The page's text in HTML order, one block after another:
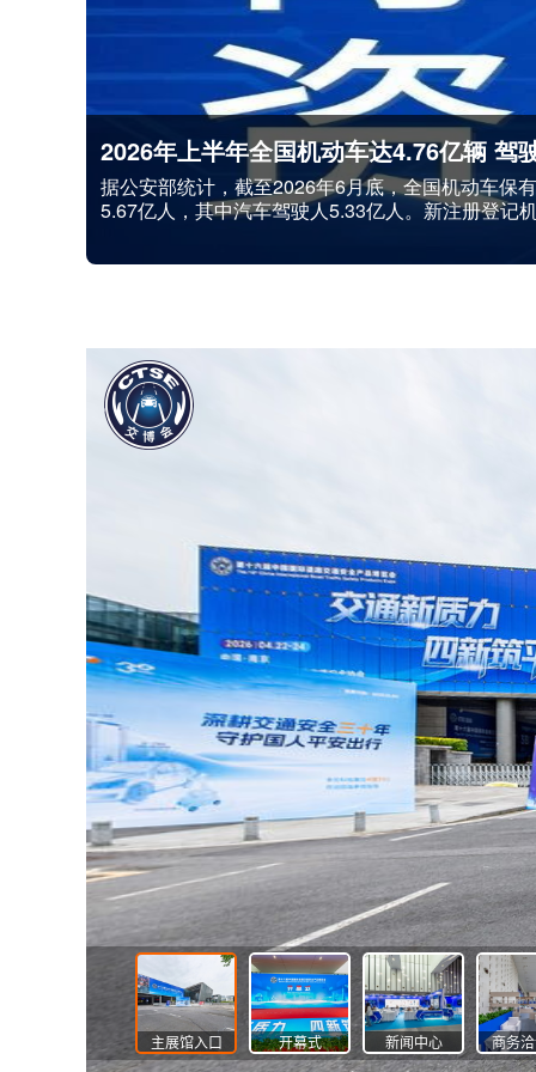
国产小客车将能“当天买车，当天上牌”
据央视新闻报道，工业和信息化部办公厅、公安
时共享新模式，国产小客车可实现“当天购车、当
率。相关负责人表示，这次政策不...